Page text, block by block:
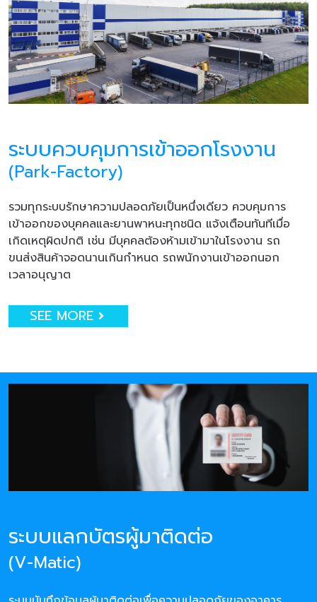
ระบบควบคุมการเข้าออกโรงงาน
(Park-Factory)
รวมทุกระบบรักษาความปลอดภัยเป็นหนึ่งเดียว ควบคุมการ
เข้าออกของบุคคลและยานพาหนะทุกชนิด แจ้งเตือนทันทีเมื่อ
เกิดเหตุผิดปกติ เช่น มีบุคคลต้องห้ามเข้ามาในโรงงาน รถ
ขนส่งสินค้าจอดนานเกินกำหนด รถพนักงานเข้าออกนอก
เวลาอนุญาต
SEE MORE
ระบบแลกบัตรผู้มาติดต่อ
(V-Matic)